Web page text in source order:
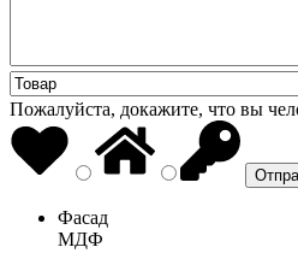
Пожалуйста, докажите, что вы
Фасад
МДФ